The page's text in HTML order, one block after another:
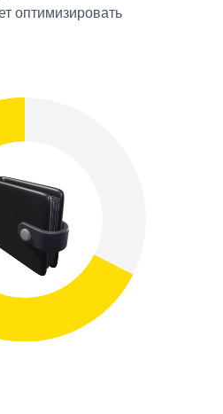
оптимизировать